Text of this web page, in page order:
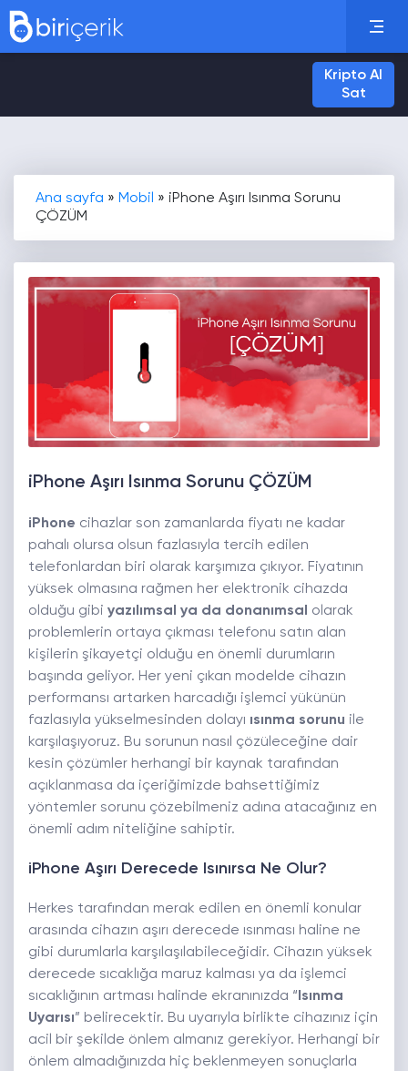
Kripto Al
Sat
Ana sayfa » Mobil » iPhone Aşırı Isınma Sorunu
ÇÖZÜM
iPhone Aşırı Isınma Sorunu ÇÖZÜM
iPhone cihazlar son zamanlarda fiyatı ne kadar
pahalı olursa olsun fazlasıyla tercih edilen
telefonlardan biri olarak karşımıza çıkıyor. Fiyatının
yüksek olmasına rağmen her elektronik cihazda
olduğu gibi yazılımsal ya da donanımsal olarak
problemlerin ortaya çıkması telefonu satın alan
kişilerin şikayetçi olduğu en önemli durumların
başında geliyor. Her yeni çıkan modelde cihazın
performansı artarken harcadığı işlemci yükünün
fazlasıyla yükselmesinden dolayı ısınma sorunu ile
karşılaşıyoruz. Bu sorunun nasıl çözüleceğine dair
kesin çözümler herhangi bir kaynak tarafından
açıklanmasa da içeriğimizde bahsettiğimiz
yöntemler sorunu çözebilmeniz adına atacağınız en
önemli adım niteliğine sahiptir.
iPhone Aşırı Derecede Isınırsa Ne Olur?
Herkes tarafından merak edilen en önemli konular
arasında cihazın aşırı derecede ısınması haline ne
gibi durumlarla karşılaşılabileceğidir. Cihazın yüksek
derecede sıcaklığa maruz kalması ya da işlemci
sıcaklığının artması halinde ekranınızda “Isınma
Uyarısı” belirecektir. Bu uyarıyla birlikte cihazınız için
acil bir şekilde önlem almanız gerekiyor. Herhangi bir
önlem almadığınızda hiç beklenmeyen sonuçlarla